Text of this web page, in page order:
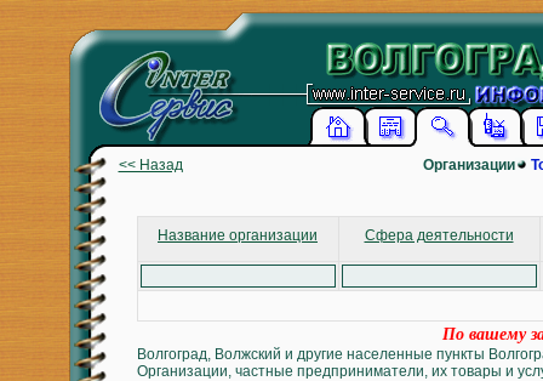
<< Назад Организации
Название организации Сфера деятельности
По вашему
Волгоград, Волжский и другие населенные пункты
Организации, частные предприниматели, их товары и